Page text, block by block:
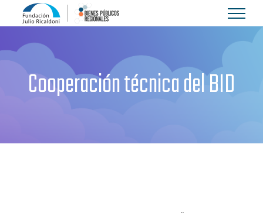
to
content
Cooperación técnica del BID